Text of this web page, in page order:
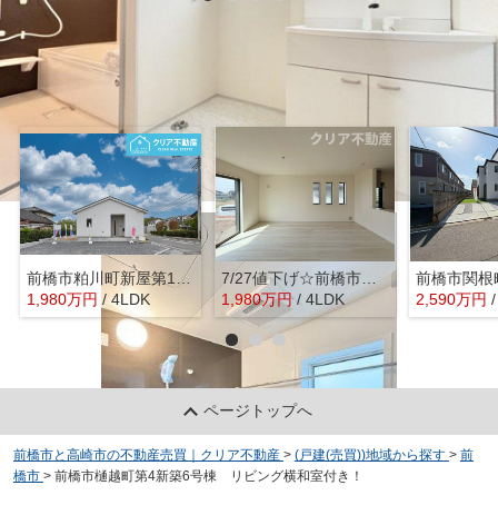
エリアの近い物件
前橋市粕川町新屋第1 クレイドルガーデン
1,980万円 / 4LDK
7/27値下げ☆前橋市鼻毛石1号棟 全室南向き♪
1,980万円 / 4LDK
前橋市関
2,590万円
ページトップへ
前橋市と高崎市の不動産売買｜クリア不動産 > (戸建(売買))地域から探す > 前
橋市 > 前橋市樋越町第4新築6号棟 リビング横和室付き！